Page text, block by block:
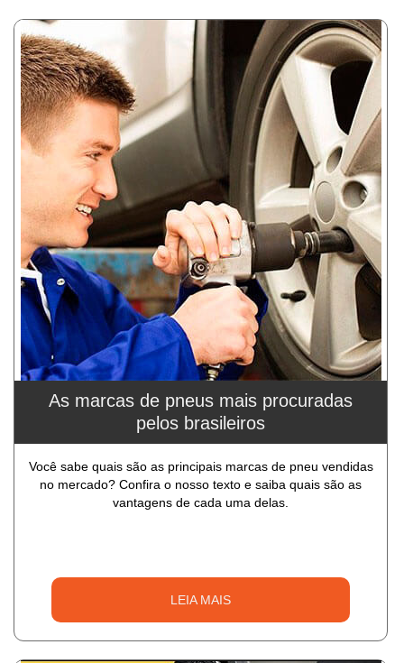
As marcas de pneus mais procuradas
pelos brasileiros
Você sabe quais são as principais marcas de pneu vendidas
no mercado? Confira o nosso texto e saiba quais são as
vantagens de cada uma delas.
LEIA MAIS